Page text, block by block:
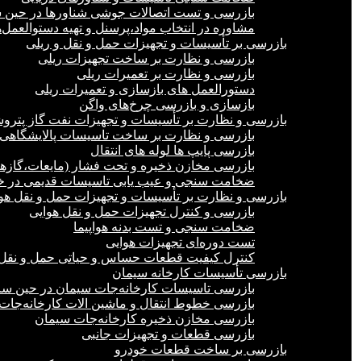
بازرسی و تست اتصالات جوشی شناورها در
مشاوره در انتخاب مواد،پرسنل و تهیه
بازرسی بر تأسیسات و تجهیزات حمل و نقل و ریلی
بازرسی و نظارت بر ساخت تجهیزات ریلی
بازرسی و نظارت بر تعمیرات ریلی
دستورالعمل های بازسازی و تعمیرات ریلی
بازسازی و بازرسی چرخ‌های واگن
بازرسی و نظارت بر تأسیسات و تجهیزات نفت گاز
بازرسی و نظارت بر ساخت تاسیسات پالایشگاهی
بازرسی پایپ ها لوله های انتقال
بازرسی مخازن ذخیره و تحت فشار
ضخامت سنجی و عیب یابی تاسیسات قدیمی در
بازرسی و نظارت بر تأسیسات و تجهیزات حمل و نقل
بازرسی و کنترل تجهیزات حمل و نقل هوایی
ضخامت سنجی و تست بدنه هواپیما
تست دوره‌ای تجهیزات هوایی
کنترل کیفیت قطعات حساس و حیاتی حمل و نقل
بازرسی تأسیسات کارخانه سیمان
بازرسی تاسیسات کارخانه‌جات سیمان در حین
بازرسی خطوط انتقال و ماشین الات
بازرسی مخازن ذخیره کارخانه‌جات سیمان
بازرسی قطعات و تجهیزات جانبی
بازرسی بر ساخت قطعات خودرو